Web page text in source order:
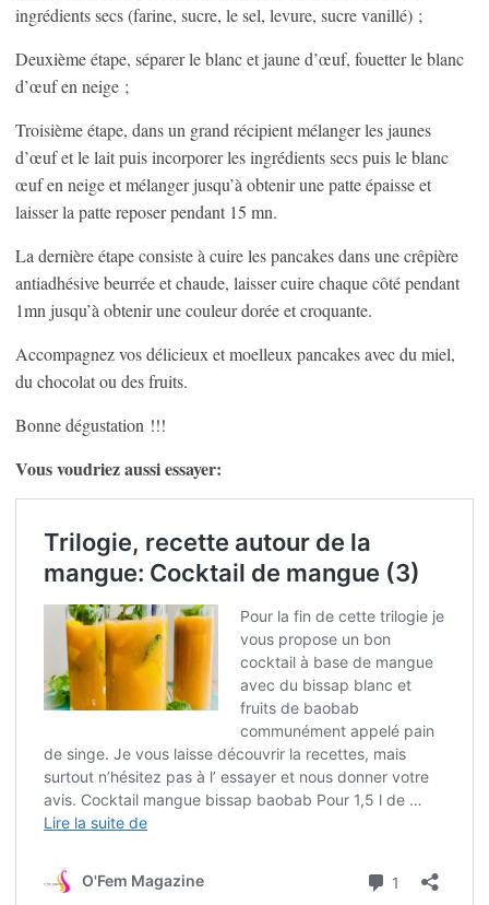
ingrédients secs (farine, sucre, le sel, levure, sucre vanillé) ;
Deuxième étape, séparer le blanc et jaune d’œuf, fouetter le blanc
d’œuf en neige ;
Troisième étape, dans un grand récipient mélanger les jaunes
d’œuf et le lait puis incorporer les ingrédients secs puis le blanc
œuf en neige et mélanger jusqu’à obtenir une patte épaisse et
laisser la patte reposer pendant 15 mn.
La dernière étape consiste à cuire les pancakes dans une crêpière
antiadhésive beurrée et chaude, laisser cuire chaque côté pendant
1mn jusqu’à obtenir une couleur dorée et croquante.
Accompagnez vos délicieux et moelleux pancakes avec du miel,
du chocolat ou des fruits.
Bonne dégustation !!!
Vous voudriez aussi essayer: